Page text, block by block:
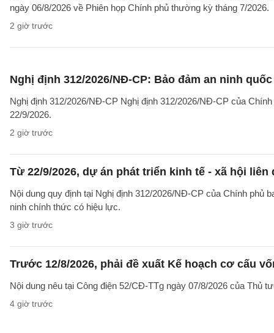
ngày 06/8/2026 về Phiên họp Chính phủ thường kỳ tháng 7/2026.
2 giờ trước
Nghị định 312/2026/NĐ-CP: Bảo đảm an ninh
Nghị định 312/2026/NĐ-CP Nghị định 312/2026/NĐ-CP của
22/9/2026.
2 giờ trước
Từ 22/9/2026, dự án phát triển kinh tế - xã hội
Nội dung quy định tại Nghị định 312/2026/NĐ-CP của Chính phủ
ninh chính thức có hiệu lực.
3 giờ trước
Trước 12/8/2026, phải đề xuất Kế hoạch cơ cấu
Nội dung nêu tại Công điện 52/CĐ-TTg ngày 07/8/2026 của Thủ
4 giờ trước